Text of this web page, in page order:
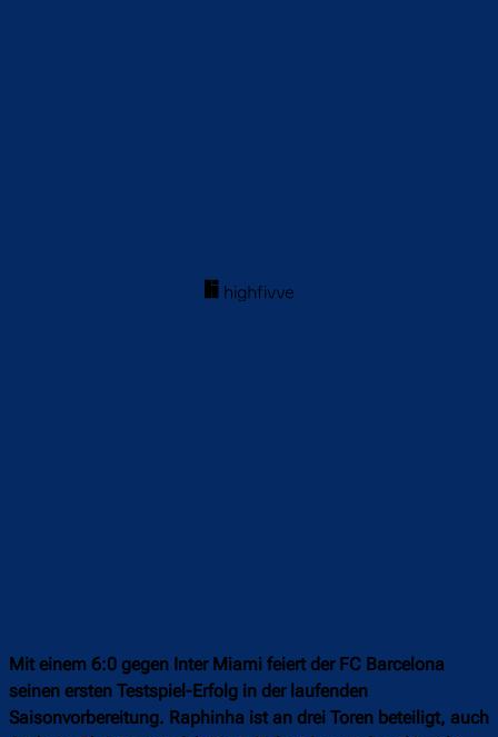
Mit einem 6:0 gegen Inter Miami feiert der FC Barcelona
seinen ersten Testspiel-Erfolg in der laufenden
Saisonvorbereitung. Raphinha ist an drei Toren beteiligt, auch